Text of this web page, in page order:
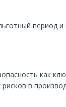
период и
как
в